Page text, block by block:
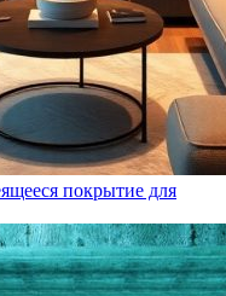
покрытие для